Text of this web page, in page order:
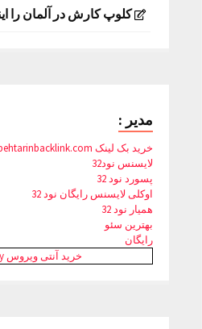
کلوپ کارش در آلمان را
مدیر :
خرید بک لینک behtarinbacklink.com
لایسنس نود32
پسورد نود 32
اوکلی لایسنس رایگان نود 32
همیار نود 32
بهترین سئو
رایگان
خرید آنتی ویروس Kaspersky